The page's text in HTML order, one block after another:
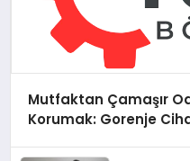
Mutfaktan Çamaşır
Korumak: Gorenje